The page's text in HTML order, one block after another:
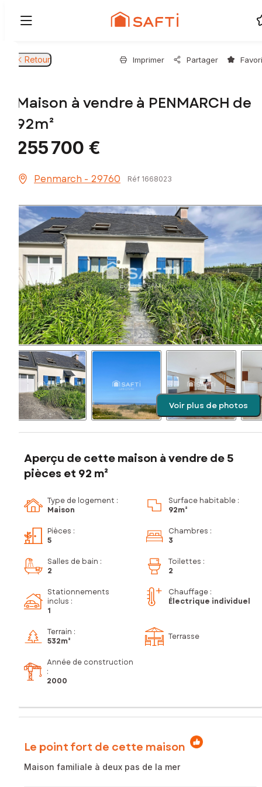
Retour Imprimer Partager
Maison à vendre à PENMARCH de
92m²
255 700 €
Penmarch - 29760 Réf 1668023
Voir plus de photos
Aperçu de cette maison à vendre de 5
pièces et 92 m²
Type de logement :
Maison
Surface habitable :
92m²
Pièces :
5
Chambres :
3
Salles de bain :
2
Toilettes :
2
Stationnements
inclus :
1
Chauffage :
Électrique individuel
Terrain :
532m²
Terrasse
Année de construction
:
2000
Le point fort de cette maison
Maison familiale à deux pas de la mer